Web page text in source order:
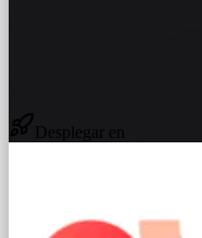
Desplegar en